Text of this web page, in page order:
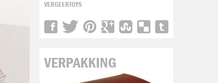
VERGEERTOYS
VERPAKKING